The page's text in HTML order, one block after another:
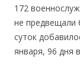
172
не предвещали
суток
января, 96 дня